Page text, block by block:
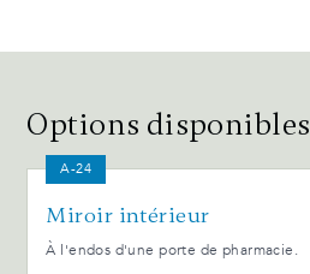
Options disponibles
A-24
Miroir intérieur
À l'endos d'une porte de pharmacie.